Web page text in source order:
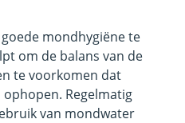
mondhygiëne te
om de balans van de
te voorkomen dat
Regelmatig
van mondwater